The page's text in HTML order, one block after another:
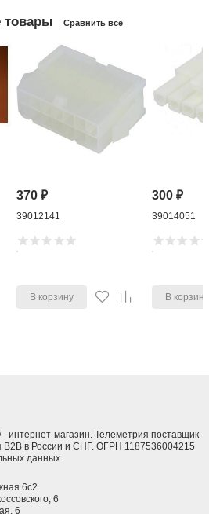
товары Сравнить все
370₽
39012141
В корзину
300₽
39014051
В корзину
магазин. Телеметрия поставщик
B2B в России и СНГ. ОГРН 1187536004215
данных
6с2
6
6